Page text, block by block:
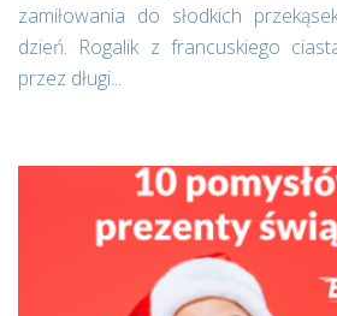
zamiłowania do słodkich
dzień. Rogalik z francuskiego
przez długi...